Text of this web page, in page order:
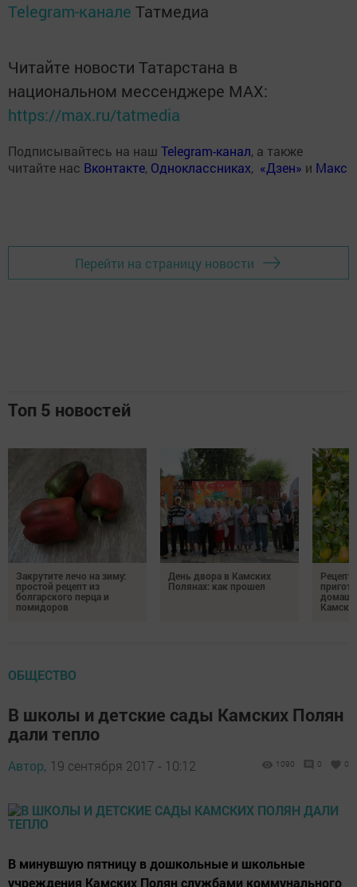
Telegram-канале Татмедиа
Читайте новости Татарстана в
национальном мессенджере MАХ:
https://max.ru/tatmedia
Подписывайтесь на наш Telegram-канал, а также
читайте нас Вконтакте, Одноклассниках, «Дзен» и Макс
Перейти на страницу новости
Топ 5 новостей
Закрутите лечо на зиму:
простой рецепт из
болгарского перца и
помидоров
День двора в Камских
Полянах: как прошел
ОБЩЕСТВО
В школы и детские сады Камских Полян
дали тепло
Автор, 19 сентября 2017 - 10:12 1090 0 0
В минувшую пятницу в дошкольные и школьные
учреждения Камских Полян службами коммунального